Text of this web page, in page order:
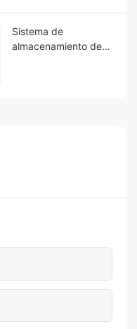
Sistema de
almacenamiento de